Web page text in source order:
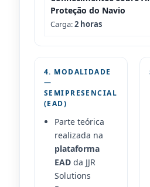
Proteção do Navio
Carga:2 horas
4. MODALIDADE
—
SEMIPRESENCIAL
(EAD)
Parte teórica
realizada na
plataforma
EADda JJR
Solutions